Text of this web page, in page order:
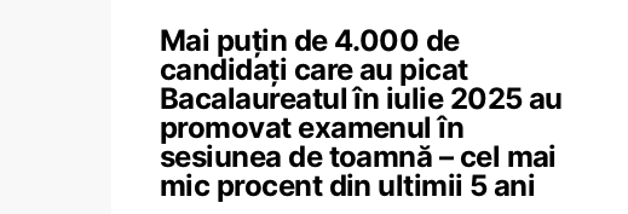
Mai puțin de 4.000 de
candidați care au picat
Bacalaureatul în iulie 2025 au
promovat examenul în
sesiunea de toamnă – cel mai
mic procent din ultimii 5 ani